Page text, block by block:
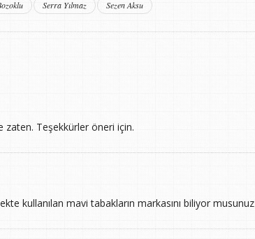
Serra Yılmaz Sezen Aksu
zaten. Teşekkürler öneri için.
kullanılan mavi tabakların markasını biliyor musunuz